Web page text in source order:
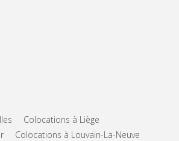
Colocations à Liège
Colocations à Louvain-La-Neuve